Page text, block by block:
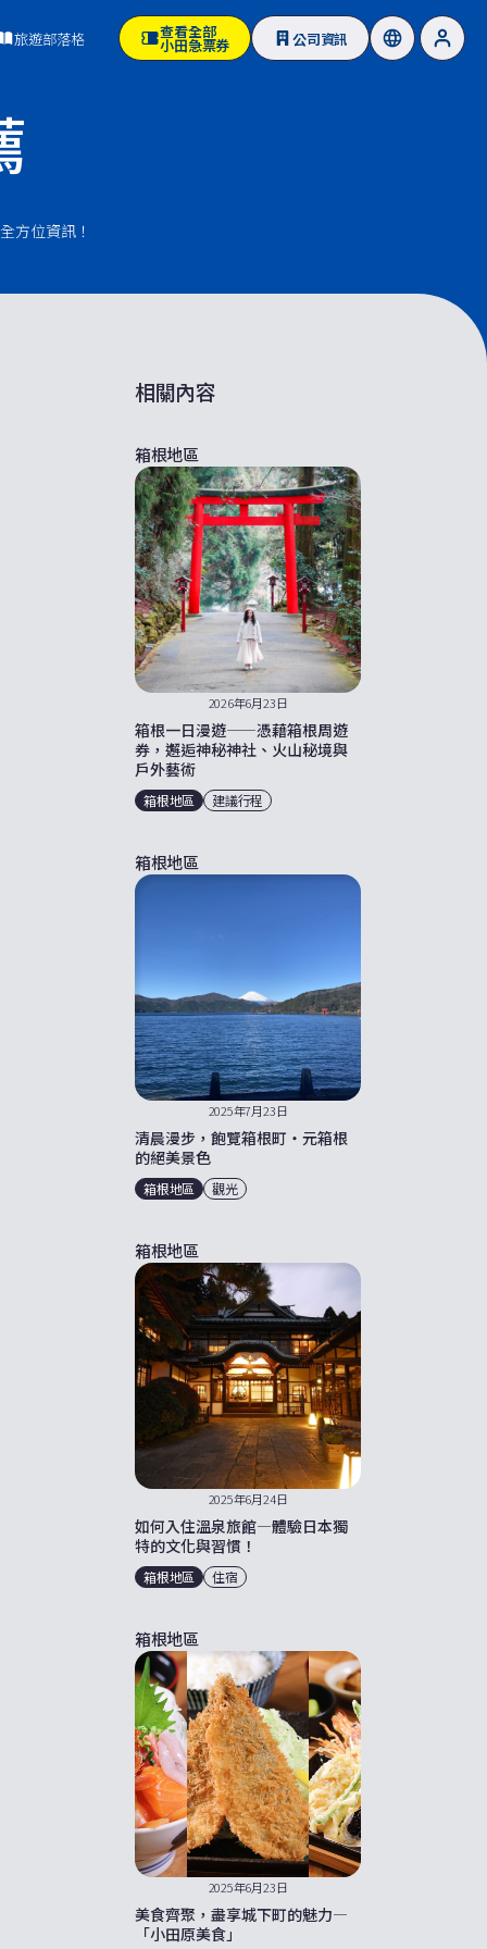
旅遊部落格 查看全部
小田急票券 公司資訊
方位資訊！
相關內容
箱根地區
2026年6月23日
箱根一日漫遊——憑藉箱根周遊
券，邂逅神秘神社、火山秘境與
戶外藝術
箱根地區 建議行程
箱根地區
2025年7月23日
清晨漫步，飽覽箱根町・元箱根
的絕美景色
箱根地區 觀光
箱根地區
2025年6月24日
如何入住溫泉旅館—體驗日本獨
特的文化與習慣！
箱根地區 住宿
箱根地區
2025年6月23日
美食齊聚，盡享城下町的魅力—
「小田原美食」